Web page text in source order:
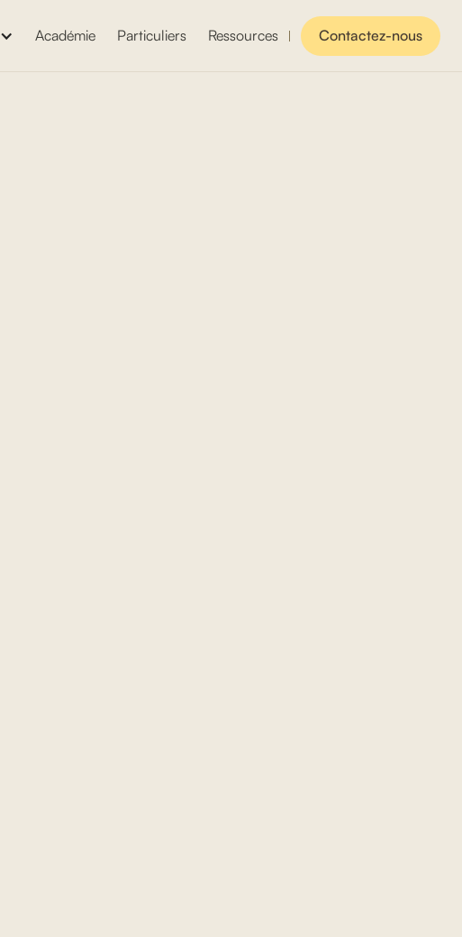
Académie Particuliers Ressources Contactez-nous